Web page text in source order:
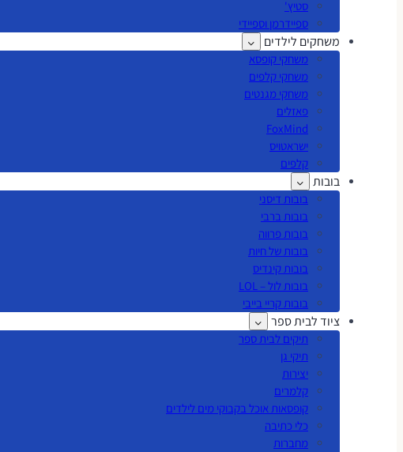
סטיץ'
ספיידרמן וספיידי
משחקים לילדים
משחקי קופסא
משחקי קלפים
משחקי מגנטים
פאזלים
FoxMind
ישראטויס
קלפים
בובות
בובות דיסני
בובות ברבי
בובות פרווה
בובות של חיות
בובות קינדיס
בובות לול – LOL
בובות קריי בייבי
ציוד לבית ספר
תיקים לבית ספר
תיקי גן
יצירות
קלמרים
קופסאות אוכל בקבוקי מים לילדים
כלי כתיבה
מחברות